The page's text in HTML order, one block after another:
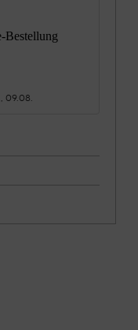
Bestellung
09.08.